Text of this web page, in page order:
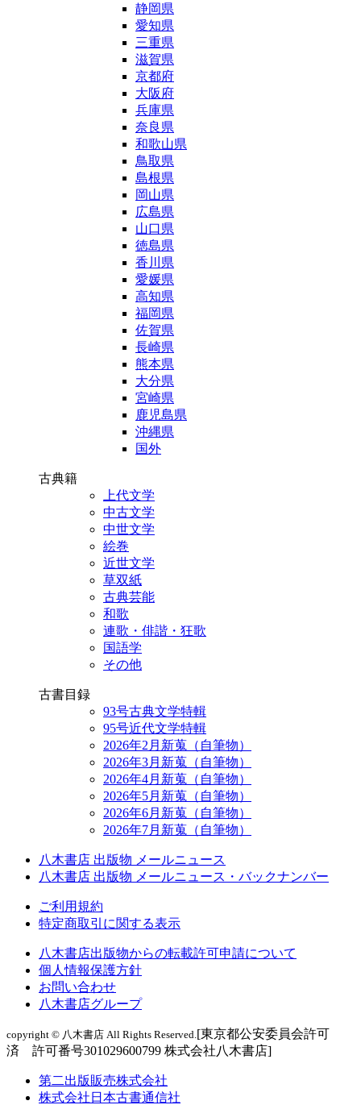
静岡県
愛知県
三重県
滋賀県
京都府
大阪府
兵庫県
奈良県
和歌山県
鳥取県
島根県
岡山県
広島県
山口県
徳島県
香川県
愛媛県
高知県
福岡県
佐賀県
長崎県
熊本県
大分県
宮崎県
鹿児島県
沖縄県
国外
古典籍
上代文学
中古文学
中世文学
絵巻
近世文学
草双紙
古典芸能
和歌
連歌・俳諧・狂歌
国語学
その他
古書目録
93号古典文学特輯
95号近代文学特輯
2026年2月新蒐（自筆物）
2026年3月新蒐（自筆物）
2026年4月新蒐（自筆物）
2026年5月新蒐（自筆物）
2026年6月新蒐（自筆物）
2026年7月新蒐（自筆物）
八木書店 出版物 メールニュース
八木書店 出版物 メールニュース・バックナンバー
ご利用規約
特定商取引に関する表示
八木書店出版物からの転載許可申請について
個人情報保護方針
お問い合わせ
八木書店グループ
copyright © 八木書店 All Rights Reserved. [東京都公安委員会許可
済 許可番号301029600799 株式会社八木書店]
第二出版販売株式会社
株式会社日本古書通信社